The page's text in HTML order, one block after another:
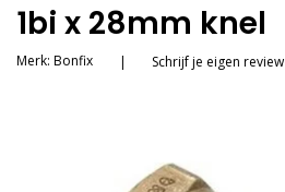
1bi x 28mm knel
Merk: Bonfix | Schrijf je eigen review